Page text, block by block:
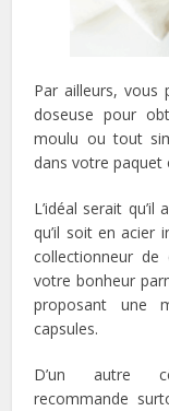
Par ailleurs, vous
doseuse pour
moulu ou tout
dans votre
L’idéal serait
qu’il soit en acier
collectionneur de
votre bonheur
proposant une
capsules.
D’un autre
recommande